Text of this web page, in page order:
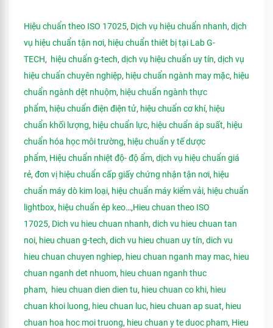
Hiệu chuẩn theo ISO 17025, Dịch vụ hiệu chuẩn nhanh, dịch
vụ hiệu chuẩn tận nơi, hiệu chuẩn thiêt bị tại Lab G-
TECH, hiệu chuẩn g-tech, dịch vụ hiệu chuẩn uy tín, dịch vụ
hiệu chuẩn chuyên nghiệp, hiệu chuẩn ngành may mặc, hiệu
chuẩn ngành dệt nhuộm, hiệu chuẩn ngành thực
phẩm, hiệu chuẩn điện điện tử, hiệu chuẩn cơ khí, hiệu
chuẩn khối lượng, hiệu chuẩn lực, hiệu chuẩn áp suất, hiệu
chuẩn hóa học môi trường, hiệu chuẩn y tế dược
phẩm, Hiệu chuẩn nhiệt độ- độ ẩm, dịch vụ hiệu chuẩn giá
rẻ, đơn vị hiệu chuẩn cấp giấy chứng nhận tận nơi, hiệu
chuẩn máy dò kim loại, hiệu chuẩn máy kiểm vải, hiệu chuẩn
lightbox, hiệu chuẩn ép keo…,Hieu chuan theo ISO
17025, Dich vu hieu chuan nhanh, dich vu hieu chuan tan
noi, hieu chuan g-tech, dich vu hieu chuan uy tín, dich vu
hieu chuan chuyen nghiep, hieu chuan nganh may mac, hieu
chuan nganh det nhuom, hieu chuan nganh thuc
pham, hieu chuan dien dien tu, hieu chuan co khi, hieu
chuan khoi luong, hieu chuan luc, hieu chuan ap suat, hieu
chuan hoa hoc moi truong, hieu chuan y te duoc pham, Hieu